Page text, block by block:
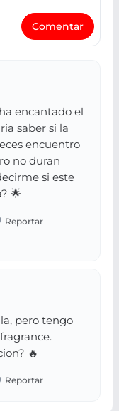
Comentar
encantado el
saber si la
encuentro
no duran
si este
🌟
pero tengo
🔥